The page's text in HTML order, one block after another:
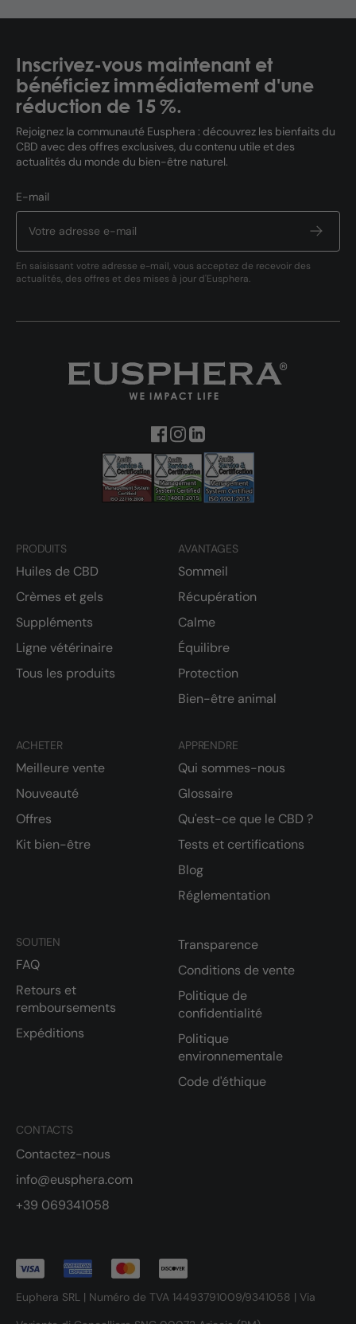
Inscrivez-vous maintenant et
bénéficiez immédiatement d'une
réduction de 15 %.
Rejoignez la communauté Eusphera : découvrez les bienfaits du
CBD avec des offres exclusives, du contenu utile et des
actualités du monde du bien-être naturel.
E-mail
En saisissant votre adresse e-mail, vous acceptez de recevoir des
actualités, des offres et des mises à jour d'Eusphera.
PRODUITS
Huiles de CBD
Crèmes et gels
Suppléments
Ligne vétérinaire
Tous les produits
AVANTAGES
Sommeil
Récupération
Calme
Équilibre
Protection
Bien-être animal
ACHETER
Meilleure vente
Nouveauté
Offres
Kit bien-être
APPRENDRE
Qui sommes-nous
Glossaire
Qu'est-ce que le CBD ?
Tests et certifications
Blog
Réglementation
CONTACTS
Contactez-nous
info@eusphera.com
+39 069341058
SOUTIEN
FAQ
Retours et
remboursements
Expéditions
Transparence
Conditions de vente
Politique de
confidentialité
Politique
environnementale
Code d'éthique
Euphera SRL | Numéro de TVA 14493791009/9341058 | Via